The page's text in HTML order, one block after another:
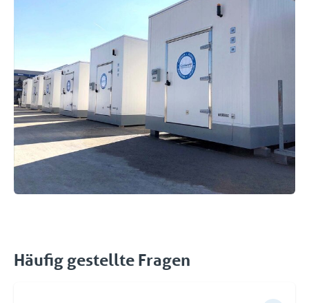
Häufig gestellte Fragen